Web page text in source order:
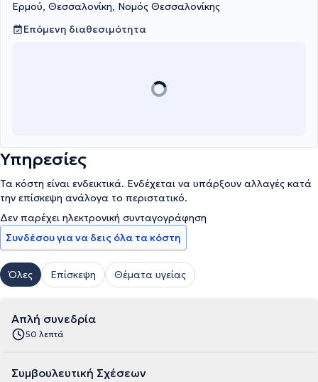
Ερμού, Θεσσαλονίκη, Νομός Θεσσαλονίκης
Επόμενη διαθεσιμότητα
Υπηρεσίες
Τα κόστη είναι ενδεικτικά. Ενδέχεται να υπάρξουν αλλαγές κατά
την επίσκεψη ανάλογα το περιστατικό.
Δεν παρέχει ηλεκτρονική συνταγογράφηση
Συνδέσου για να δεις όλα τα κόστη
Όλες Επίσκεψη Θέματα υγείας
Απλή συνεδρία
50 λεπτά
Συμβουλευτική Σχέσεων